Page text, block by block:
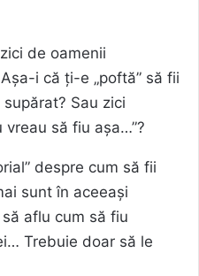
de oamenii
i că ți-e „poftă” să fii
Sau zici
vreau să fiu așa…”?
despre cum să fii
sunt în aceeași
aflu cum să fiu
Trebuie doar să le